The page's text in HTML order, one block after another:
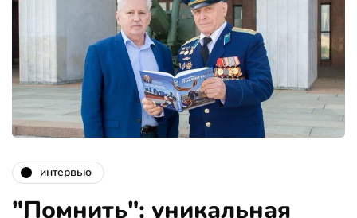
интервью
"Помнить": уникальная